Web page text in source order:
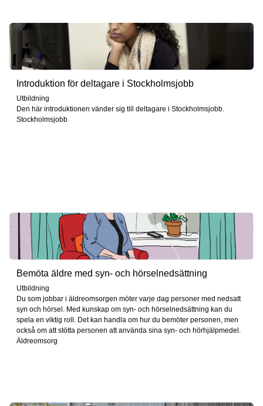
Introduktion för deltagare i Stockholmsjobb
Utbildning
Den här introduktionen vänder sig till deltagare i Stockholmsjobb.
Stockholmsjobb
Bemöta äldre med syn- och hörselnedsättning
Utbildning
Du som jobbar i äldreomsorgen möter varje dag personer med nedsatt
syn och hörsel. Med kunskap om syn- och hörselnedsättning kan du
spela en viktig roll. Det kan handla om hur du bemöter personen, men
också om att stötta personen att använda sina syn- och hörhjälpmedel.
Äldreomsorg